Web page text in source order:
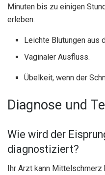
Minuten bis zu einigen
erleben:
Leichte Blutungen aus
Vaginaler Ausfluss.
Übelkeit, wenn der
Diagnose und
Wie wird der
diagnostiziert?
Ihr Arzt kann